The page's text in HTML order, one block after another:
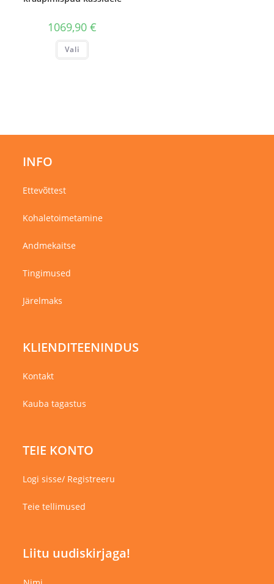
1069,90€
Vali
Sellel
INFO
Ettevõttest
Kohaletoimetamine
Andmekaitse
Tingimused
Järelmaks
KLIENDITEENINDUS
Kontakt
Kauba tagastus
TEIE KONTO
Logi sisse/ Registreeru
Teie tellimused
Liitu uudiskirjaga!